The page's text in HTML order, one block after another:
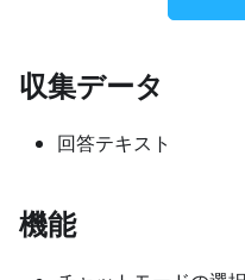
収集データ
回答テキスト
機能